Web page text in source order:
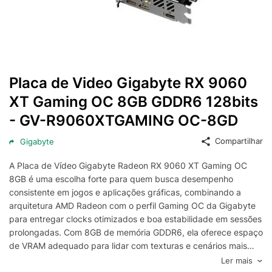
Placa de Video Gigabyte RX 9060
XT Gaming OC 8GB GDDR6 128bits
- GV-R9060XTGAMING OC-8GD
Gigabyte Compartilhar
A Placa de Vídeo Gigabyte Radeon RX 9060 XT Gaming OC
8GB é uma escolha forte para quem busca desempenho
consistente em jogos e aplicações gráficas, combinando a
arquitetura AMD Radeon com o perfil Gaming OC da Gigabyte
para entregar clocks otimizados e boa estabilidade em sessões
prolongadas. Com 8GB de memória GDDR6, ela oferece espaço
de VRAM adequado para lidar com texturas e cenários mais
detalhados, mantendo uma experiência fluida em diferentes
Ler mais